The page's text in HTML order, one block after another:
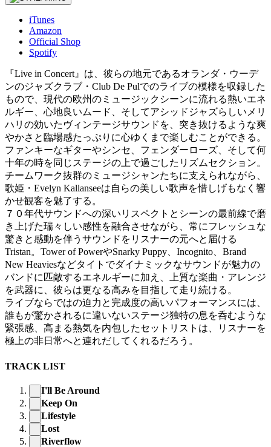
iTunes
Amazon
Official Shop
Spotify
『Live in Concert』は、彼らの地元であるオランダ・ウーデ
ンのジャズクラブ・Club De Pulでのライブの模様を収録した
もので、現代の欧州のミュージックシーンに流れる熱いエネ
ルギー、心地良いムード、そしてアシッドジャズらしいメリ
ハリの効いたヴィンテージサウンドを、突き抜けるような爽
やかさと臨場感たっぷりに心ゆくまで楽しむことができる。
ファンキーなギターやシンセ、フェンダーローズ、そして何
十年の時を同じステージの上で過ごしたリズムセクション。
チームワーク抜群のミュージシャンたちに支えられながら、
歌姫・Evelyn Kallanseeは自らの美しい歌声を惜しげもなく響
かせ観客を魅了する。
７０年代サウンドへの深いリスペクトとシーンの最前線で磨
き上げた瑞々しい感性を融合させながら、常にフレッシュな
驚きと感動を伴うサウンドをリスナーの元へと届ける
Tristan。Tower of PowerやSnarky Puppy、Incognito、Brand
New Heaviesなどタイトでダイナミックなサウンドが魅力の
バンドに匹敵するエネルギーに加え、上質な楽曲・アレンジ
を武器に、彼らは更なる高みを目指して走り続ける。
ライブならではの迫力と完成度の高いパフォーマンスには、
誰もが驚かされるに違いないステージ独特の息を呑むような
緊張感、高まる熱気を内包したセットリストは、リスナーを
極上の非日常へと連れだしてくれるだろう。
TRACK LIST
I'll Be Around
Keep On
Lifestyle
Lost
Riverflow